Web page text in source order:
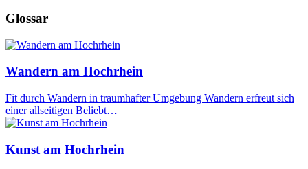
Glossar
Wandern am Hochrhein
Fit durch Wandern in traumhafter Umgebung Wandern erfreut sich
einer allseitigen Beliebt…
Kunst am Hochrhein